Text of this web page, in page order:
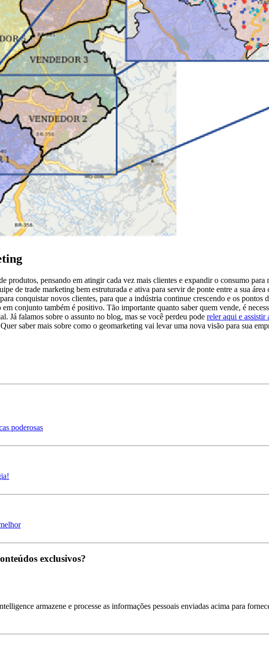
produtos, pensando em atingir cada vez mais clientes e expandir o consumo
de trade marketing bem estruturada e ativa para servir de ponte entre a sua
conquistar novos clientes, para que a indústria continue crescendo e os pontos
conjunto também é positivo. Tão importante quanto saber quem vende, é
Já falamos sobre o assunto no blog, mas se você perdeu pode reler aqui e assistir
saber mais sobre como o geomarketing vai levar uma nova visão para sua
poderosas
exclusivos?
armazene e processe as informações pessoais enviadas acima para